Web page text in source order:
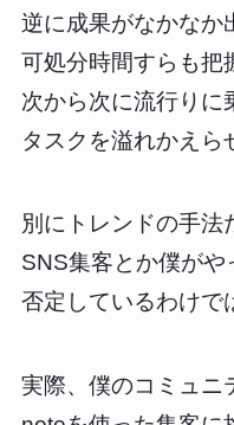
逆に成果がなかなか
可処分時間すらも把
次から次に流行りに
タスクを溢れかえら
別にトレンドの手法
SNS集客とか僕がや
否定しているわけで
実際、僕のコミュニ